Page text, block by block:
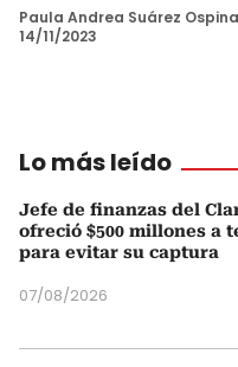
Paula Andrea Suárez Ospina
14/11/2023
Lo más leído
Jefe de finanzas del
ofreció $500 millones a
para evitar su captura
07/08/2026